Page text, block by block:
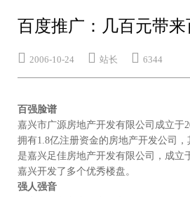
百度推广：几百元带
 2006-10-24  站长  6344
百强脸谱
嘉兴市广源房地产开发有限公司成立于
拥有1.8亿注册资金的房地产开发公司
是嘉兴足佳房地产开发有限公司，成立
嘉兴开发了多个优秀楼盘。
强人强音